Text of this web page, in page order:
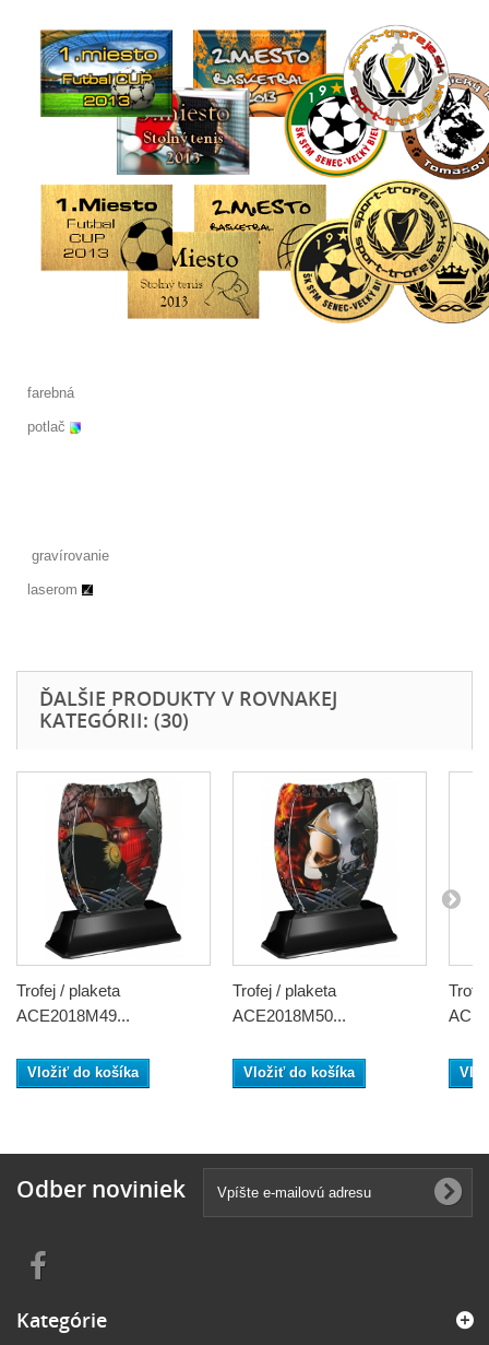
farebná
potlač
gravírovanie
laserom
ĎALŠIE PRODUKTY V ROVNAKEJ
KATEGÓRII: (30)
Trofej / plaketa
ACE2018M49...
Vložiť do košíka
Trofej / plaketa
ACE2018M50...
Vložiť do košíka
Odber noviniek
Kategórie